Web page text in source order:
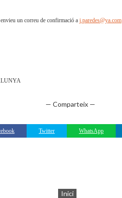
un correu de confirmació a j.paredes@ya.com
— Comparteix —
Twitter WhatsApp
Inici